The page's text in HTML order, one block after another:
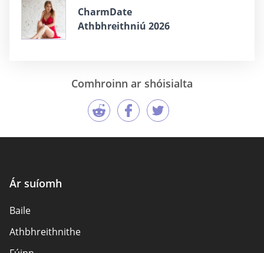
CharmDate
Athbhreithniú 2026
Comhroinn ar shóisialta
Ár suíomh
Baile
Athbhreithnithe